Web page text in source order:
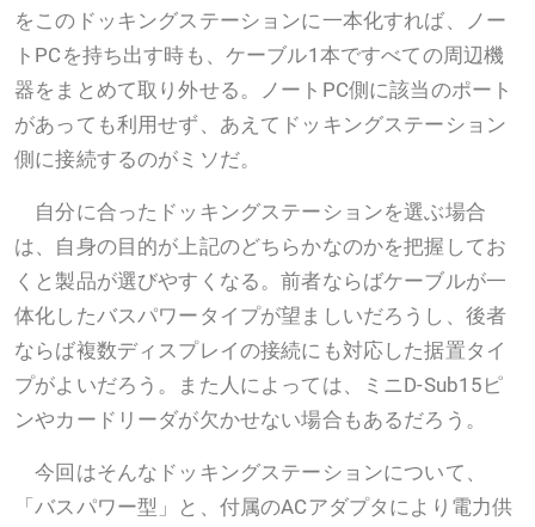
をこのドッキングステーションに一本化すれば、ノー
トPCを持ち出す時も、ケーブル1本ですべての周辺機
器をまとめて取り外せる。ノートPC側に該当のポート
があっても利用せず、あえてドッキングステーション
側に接続するのがミソだ。
自分に合ったドッキングステーションを選ぶ場合
は、自身の目的が上記のどちらかなのかを把握してお
くと製品が選びやすくなる。前者ならばケーブルが一
体化したバスパワータイプが望ましいだろうし、後者
ならば複数ディスプレイの接続にも対応した据置タイ
プがよいだろう。また人によっては、ミニD-Sub15ピ
ンやカードリーダが欠かせない場合もあるだろう。
今回はそんなドッキングステーションについて、
「バスパワー型」と、付属のACアダプタにより電力供